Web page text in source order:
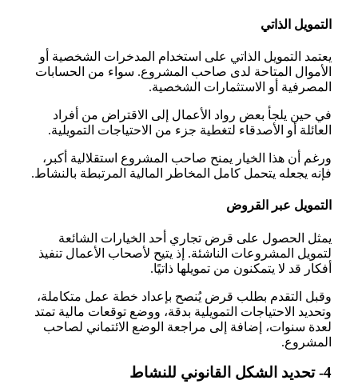
التمويل الذاتي
يعتمد التمويل الذاتي على استخدام المدخرات الشخصية أو
الأموال المتاحة لدى صاحب المشروع. سواء من الحسابات
المصرفية أو الاستثمارات الشخصية.
في حين يلجأ بعض رواد الأعمال إلى الاقتراض من أفراد
العائلة أو الأصدقاء لتغطية جزء من الاحتياجات التمويلية.
ورغم أن هذا الخيار يمنح صاحب المشروع استقلالية أكبر،
فإنه يجعله يتحمل كامل المخاطر المالية المرتبطة بالنشاط.
التمويل عبر القروض
يمثل الحصول على قرض تجاري أحد الخيارات الشائعة
لتمويل المشروعات الناشئة. إذ يتيح لأصحاب الأعمال تنفيذ
أفكار قد لا يتمكنون من تمويلها ذاتيًا.
وقبل التقدم بطلب قرض يُنصح بإعداد خطة عمل متكاملة،
وتحديد الاحتياجات التمويلية بدقة، ووضع توقعات مالية تمتد
لعدة سنوات، إضافة إلى مراجعة الوضع الائتماني لصاحب
المشروع.
4- تحديد الشكل القانوني للنشاط